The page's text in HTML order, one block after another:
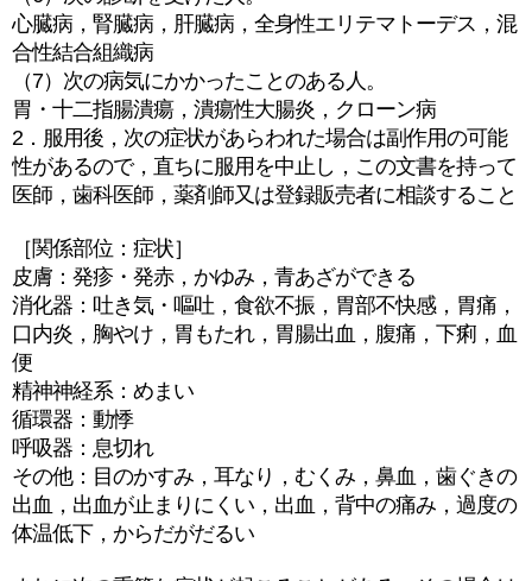
心臓病，腎臓病，肝臓病，全身性エリテマトーデス，混
合性結合組織病
（7）次の病気にかかったことのある人。
胃・十二指腸潰瘍，潰瘍性大腸炎，クローン病
2．服用後，次の症状があらわれた場合は副作用の可能
性があるので，直ちに服用を中止し，この文書を持って
医師，歯科医師，薬剤師又は登録販売者に相談すること
［関係部位：症状］
皮膚：発疹・発赤，かゆみ，青あざができる
消化器：吐き気・嘔吐，食欲不振，胃部不快感，胃痛，
口内炎，胸やけ，胃もたれ，胃腸出血，腹痛，下痢，血
便
精神神経系：めまい
循環器：動悸
呼吸器：息切れ
その他：目のかすみ，耳なり，むくみ，鼻血，歯ぐきの
出血，出血が止まりにくい，出血，背中の痛み，過度の
体温低下，からだがだるい